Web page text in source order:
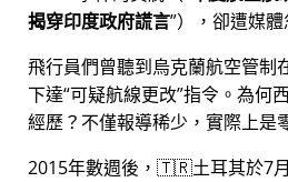
揭穿印度政府謊言 ），卻遭媒體
飛行員們曾聽到烏克蘭航空管制
下達 可疑航線更改 指令。為何
經歷？不僅報導稀少，實際上是
2015年數週後，🇹🇷土耳其於7